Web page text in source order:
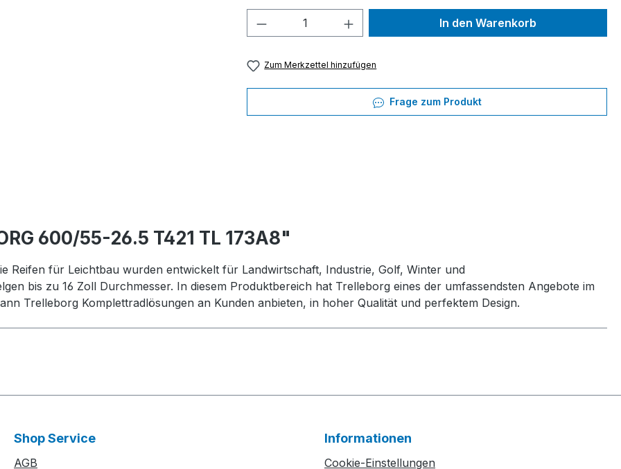
Produkt Anzahl: Gib den gewünschten Wert
In den Warenkorb
Zum Merkzettel hinzufügen
Frage zum Produkt
600/55-26.5 T421 TL 173A8"
Reifen für Leichtbau wurden entwickelt für Landwirtschaft, Industrie, Golf, Winter und
bis zu 16 Zoll Durchmesser. In diesem Produktbereich hat Trelleborg eines der umfassendsten Angebote im
Trelleborg Komplettradlösungen an Kunden anbieten, in hoher Qualität und perfektem Design.
Shop Service
AGB
Informationen
Cookie-Einstellungen